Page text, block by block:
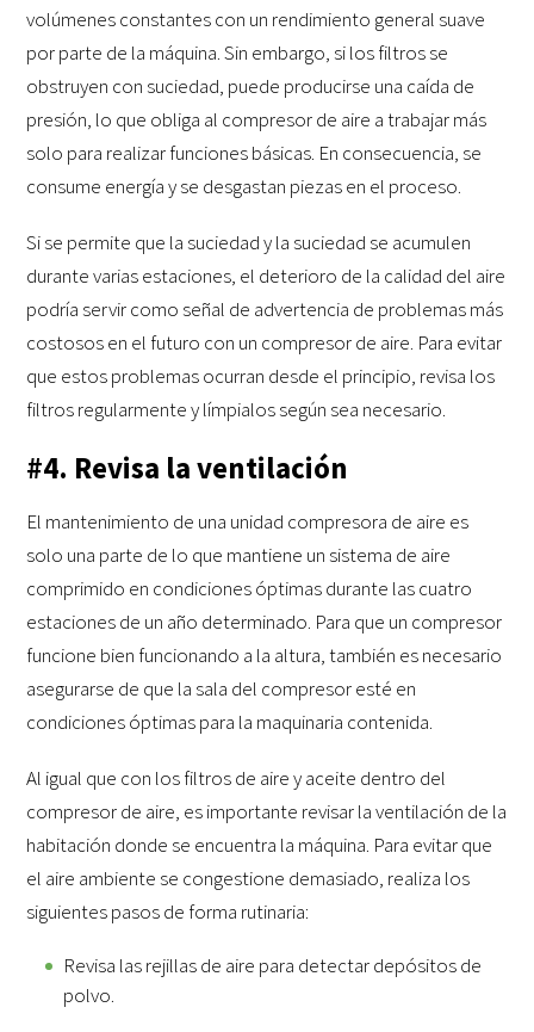
volúmenes constantes con un rendimiento general suave
por parte de la máquina. Sin embargo, si los filtros se
obstruyen con suciedad, puede producirse una caída de
presión, lo que obliga al compresor de aire a trabajar más
solo para realizar funciones básicas. En consecuencia, se
consume energía y se desgastan piezas en el proceso.
Si se permite que la suciedad y la suciedad se acumulen
durante varias estaciones, el deterioro de la calidad del aire
podría servir como señal de advertencia de problemas más
costosos en el futuro con un compresor de aire. Para evitar
que estos problemas ocurran desde el principio, revisa los
filtros regularmente y límpialos según sea necesario.
#4. Revisa la ventilación
El mantenimiento de una unidad compresora de aire es
solo una parte de lo que mantiene un sistema de aire
comprimido en condiciones óptimas durante las cuatro
estaciones de un año determinado. Para que un compresor
funcione bien funcionando a la altura, también es necesario
asegurarse de que la sala del compresor esté en
condiciones óptimas para la maquinaria contenida.
Al igual que con los filtros de aire y aceite dentro del
compresor de aire, es importante revisar la ventilación de la
habitación donde se encuentra la máquina. Para evitar que
el aire ambiente se congestione demasiado, realiza los
siguientes pasos de forma rutinaria:
Revisa las rejillas de aire para detectar depósitos de
polvo.